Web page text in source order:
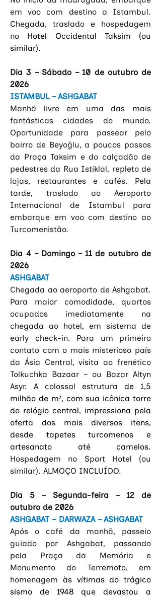
em voo com destino a Istambul.
Chegada, traslado e hospedagem
no Hotel Occidental Taksim (ou
similar).
Dia 3 – Sábado – 10 de outubro de
2026
ISTAMBUL – ASHGABAT
Manhã livre em uma das mais
fantásticas cidades do mundo.
Oportunidade para passear pelo
bairro de Beyoğlu, a poucos passos
da Praça Taksim e do calçadão de
pedestres da Rua Istiklal, repleto de
lojas, restaurantes e cafés. Pela
tarde, traslado ao Aeroporto
Internacional de Istambul para
embarque em voo com destino ao
Turcomenistão.
Dia 4 – Domingo – 11 de outubro de
2026
ASHGABAT
Chegada ao aeroporto de Ashgabat.
Para maior comodidade, quartos
ocupados imediatamente na
chegada ao hotel, em sistema de
early check-in. Para um primeiro
contato com o mais misterioso país
da Ásia Central, visita ao frenético
Tolkuchka Bazaar – ou Bazar Altyn
Asyr. A colossal estrutura de 1,5
milhão de m², com sua icônica torre
do relógio central, impressiona pela
oferta dos mais diversos itens,
desde tapetes turcomenos e
Hospedagem no Sport Hotel (ou
similar). ALMOÇO INCLUÍDO.
Dia 5 – Segunda-feira – 12 de
outubro de 2026
ASHGABAT – DARWAZA – ASHGABAT
Após o café da manhã, passeio
guiado por Ashgabat, passando
pela Praça da Memória e
Monumento do Terremoto, em
homenagem às vítimas do trágico
sismo de 1948 que devastou a